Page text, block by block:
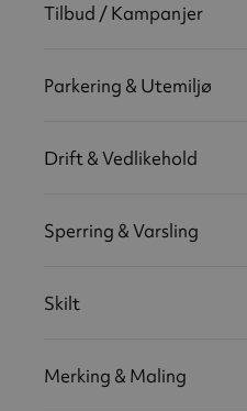
Hjem
Tilbud / Kampanjer
Parkering & Utemiljø
Drift & Vedlikehold
Sperring & Varsling
Skilt
Merking & Maling